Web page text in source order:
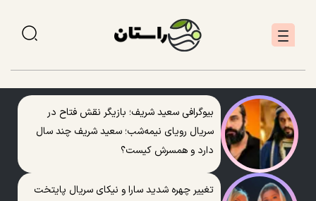
بیوگرافی سعید شریف؛ بازیگر نقش فتاح در
سریال رویای نیمه‌شب؛ سعید شریف چند سال
دارد و همسرش کیست؟
تغییر چهره شدید سارا و نیکای سریال پایتخت